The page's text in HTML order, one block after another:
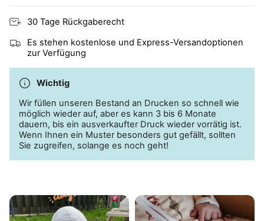
neigende Haut
30 Tage Rückgaberecht
Es stehen kostenlose und Express-Versandoptionen
zur Verfügung
Wichtig
Wir füllen unseren Bestand an Drucken so schnell wie
möglich wieder auf, aber es kann 3 bis 6 Monate
dauern, bis ein ausverkaufter Druck wieder vorrätig ist.
Wenn Ihnen ein Muster besonders gut gefällt, sollten
Sie zugreifen, solange es noch geht!